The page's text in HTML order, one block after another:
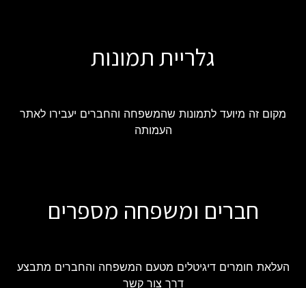
גלריית תמונות
מקום זה מיועד לתמונות שהמשפחה והחברים יעבירו לאתר
העמותה
חברים ומשפחה מספרים
העלאת חומרים דיגיטלים מטעם המשפחה והחברים מתבצע
דרך צור קשר